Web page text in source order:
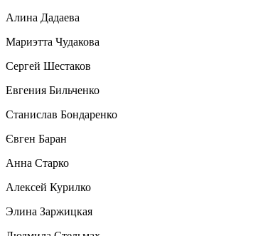
Алина Дадаева
Мариэтта Чудакова
Сергей Шестаков
Евгения Бильченко
Станислав Бондаренко
Євген Баран
Анна Старко
Алексей Курилко
Элина Заржицкая